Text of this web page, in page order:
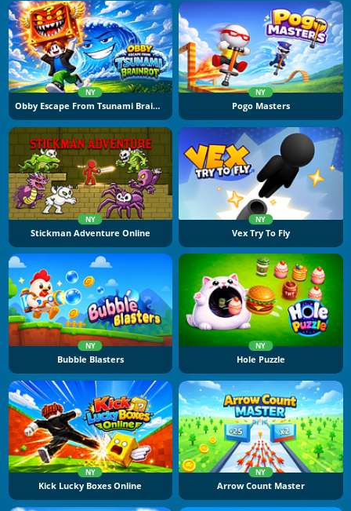
NY
Obby Escape From Tsunami Brainrot
NY
Pogo Masters
NY
Stickman Adventure Online
NY
Vex Try To Fly
NY
Bubble Blasters
NY
Hole Puzzle
NY
Kick Lucky Boxes Online
NY
Arrow Count Master